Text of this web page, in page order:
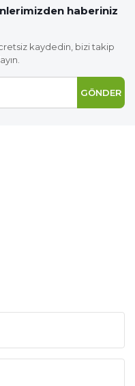
haberiniz
kaydedin, bizi takip
GÖNDER